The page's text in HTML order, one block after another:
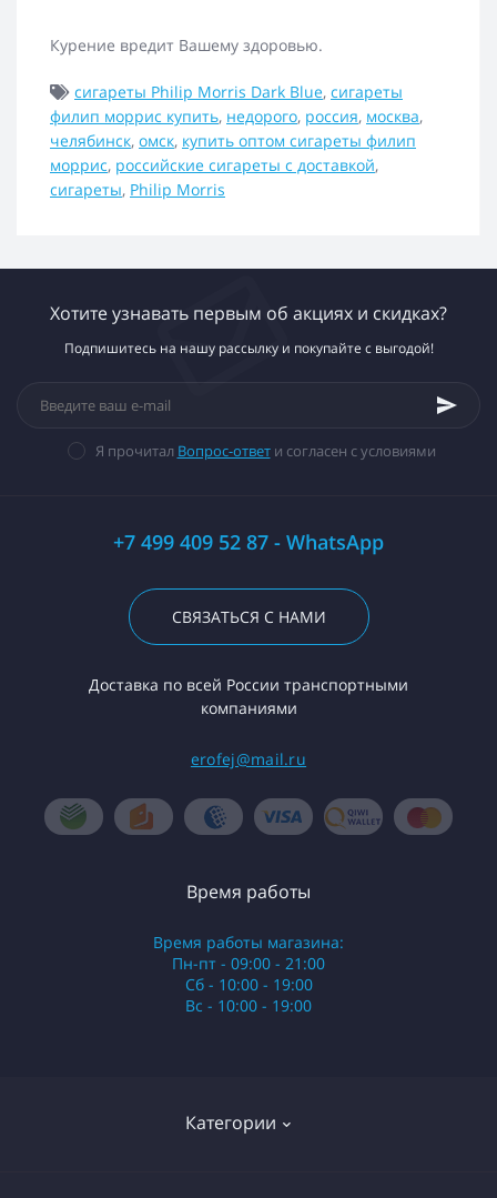
Курение вредит Вашему здоровью.
сигареты Philip Morris Dark Blue, сигареты
филип моррис купить, недорого, россия, москва,
челябинск, омск, купить оптом сигареты филип
моррис, российские сигареты с доставкой,
сигареты, Philip Morris
Хотите узнавать первым об акциях и скидках?
Подпишитесь на нашу рассылку и покупайте с выгодой!
Я прочитал Вопрос-ответи согласен с условиями
+7 499 409 52 87 - WhatsApp
СВЯЗАТЬСЯ С НАМИ
Доставка по всей России транспортными
компаниями
erofej@mail.ru
Категории
Время работы
Время работы магазина:
Пн-пт - 09:00 - 21:00
Сб - 10:00 - 19:00
Вс - 10:00 - 19:00